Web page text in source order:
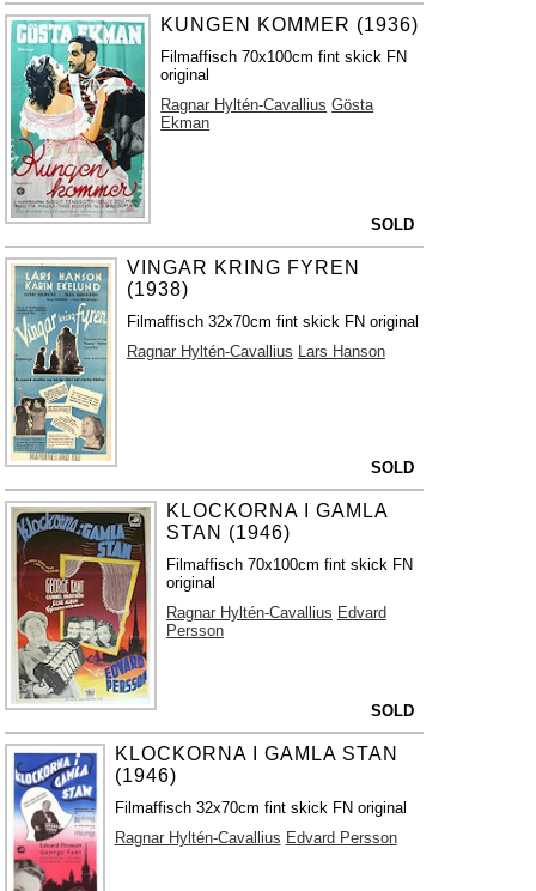
KUNGEN KOMMER (1936)
Filmaffisch 70x100cm fint skick FN
original
Ragnar Hyltén-Cavallius Gösta
Ekman
SOLD
VINGAR KRING FYREN
(1938)
Filmaffisch 32x70cm fint skick FN original
Ragnar Hyltén-Cavallius Lars Hanson
SOLD
KLOCKORNA I GAMLA
STAN (1946)
Filmaffisch 70x100cm fint skick FN
original
Ragnar Hyltén-Cavallius Edvard
Persson
SOLD
KLOCKORNA I GAMLA STAN
(1946)
Filmaffisch 32x70cm fint skick FN original
Ragnar Hyltén-Cavallius Edvard Persson